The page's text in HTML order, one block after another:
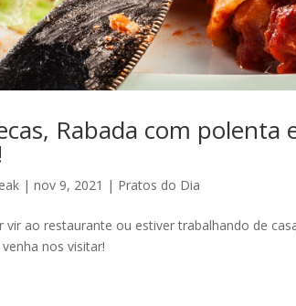
Rabada com
|nov 9, 2021 | Pratos do Dia
vir ao restaurante ou estiver trabalhando de
nos visitar!